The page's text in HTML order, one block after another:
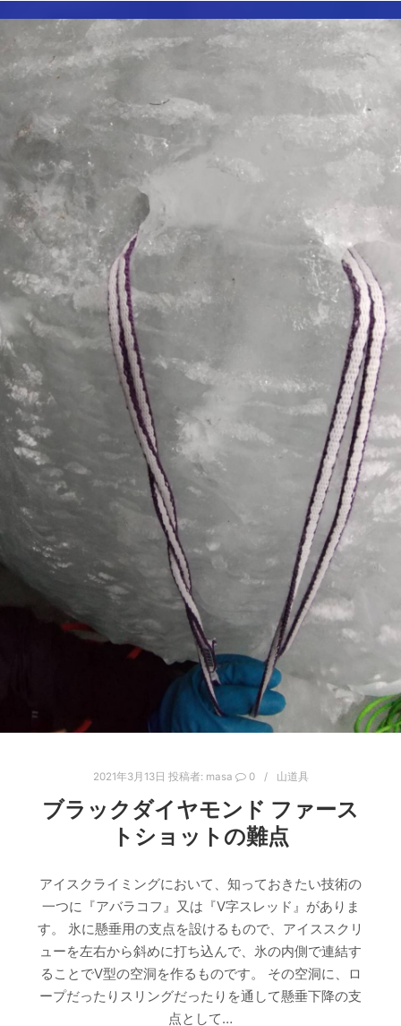
2021年3月13日 投稿者: masa 0 山道具
ブラックダイヤモンド ファース
トショットの難点
アイスクライミングにおいて、知っておきたい技術の
一つに『アバラコフ』又は『V字スレッド』がありま
す。 氷に懸垂用の支点を設けるもので、アイススクリ
ューを左右から斜めに打ち込んで、氷の内側で連結す
ることでV型の空洞を作るものです。 その空洞に、ロ
ープだったりスリングだったりを通して懸垂下降の支
点として…